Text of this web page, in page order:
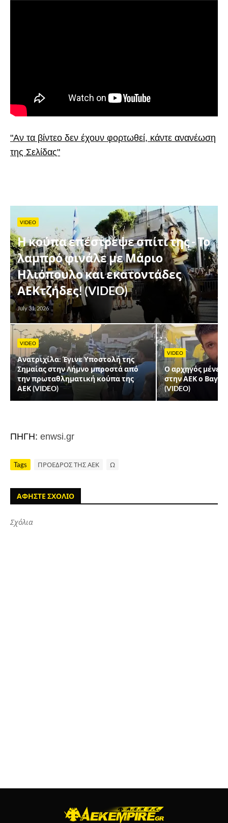
"Αν τα βίντεο δεν έχουν φορτωθεί, κάντε ανανέωση
της Σελίδας"
VIDEO
Η κούπα επέστρεψε σπίτι της - Το
λαμπρό φινάλε με Μάριο
Ηλιόπουλο και εκατοντάδες
ΑΕΚτζήδες! (VIDEO)
July 31, 2026
VIDEO
Ανατριχίλα: Έγινε Υποστολή της
Σημαίας στην Λήμνο μπροστά από
την πρωταθληματική κούπα της
ΑΕΚ (VIDEO)
VIDEO
Ο αρχηγός μένει
στην ΑΕΚ ο
(VIDEO)
ΠΗΓΗ: enwsi.gr
Tags ΠΡΟΕΔΡΟΣ ΤΗΣ ΑΕΚ Ω
ΑΦΗΣΤΕ ΣΧΟΛΙΟ
Σχόλια